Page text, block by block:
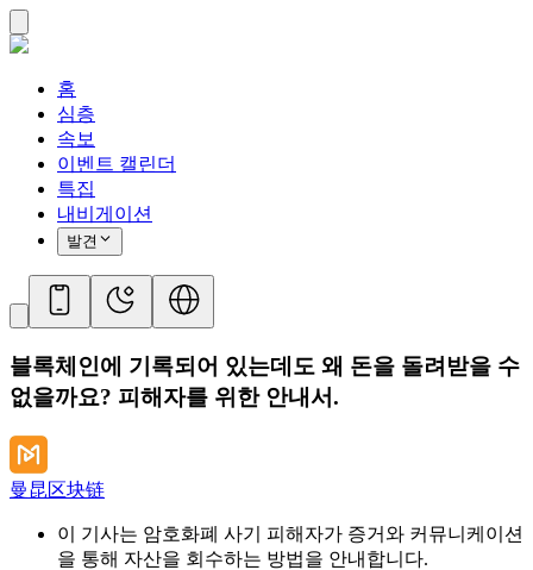
홈
심층
속보
이벤트 캘린더
특집
내비게이션
발견
블록체인에 기록되어 있는데도 왜 돈을 돌려받을 수
없을까요? 피해자를 위한 안내서.
曼昆区块链
이 기사는 암호화폐 사기 피해자가 증거와 커뮤니케이션
을 통해 자산을 회수하는 방법을 안내합니다.